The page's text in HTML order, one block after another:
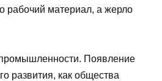
рабочий материал, а жерло
Появление
развития, как общества